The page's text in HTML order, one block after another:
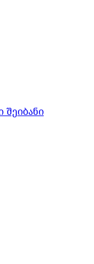
შეიბანი